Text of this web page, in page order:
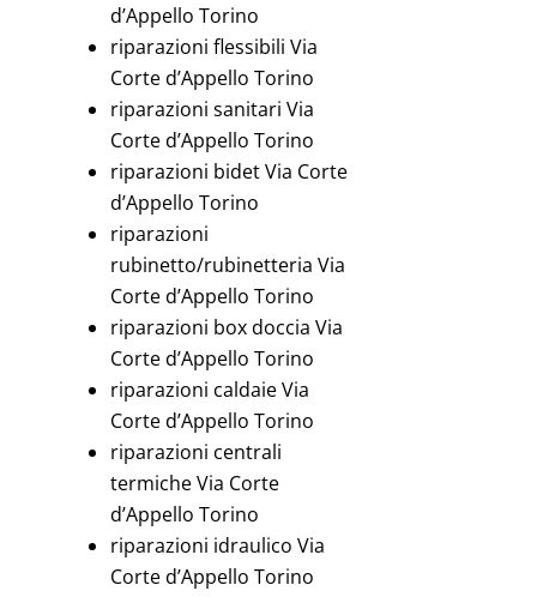
d’Appello Torino
riparazioni flessibili Via
Corte d’Appello Torino
riparazioni sanitari Via
Corte d’Appello Torino
riparazioni bidet Via Corte
d’Appello Torino
riparazioni
rubinetto/rubinetteria Via
Corte d’Appello Torino
riparazioni box doccia Via
Corte d’Appello Torino
riparazioni caldaie Via
Corte d’Appello Torino
riparazioni centrali
termiche Via Corte
d’Appello Torino
riparazioni idraulico Via
Corte d’Appello Torino